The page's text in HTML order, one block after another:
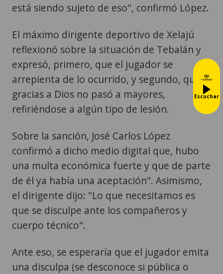
está siendo sujeto de eso", confirmó López.
El máximo dirigente deportivo de Xelajú
reflexionó sobre la situación de Tebalán y
expresó, primero, que el jugador se
arrepienta de lo ocurrido, y segundo, que
gracias a Dios no pasó a mayores,
refiriéndose a algún tipo de lesión.
Sobre la sanción, José Carlos López
confirmó a dicho medio digital que, hubo
una multa económica fuerte y que de parte
de él ya había una aceptación". Asimismo,
el dirigente dijo: "Lo que necesitamos es
que se disculpe ante los compañeros y
cuerpo técnico".
Ante eso, se esperaría que el jugador emita
una disculpa (se desconoce si pública o
Escuchar